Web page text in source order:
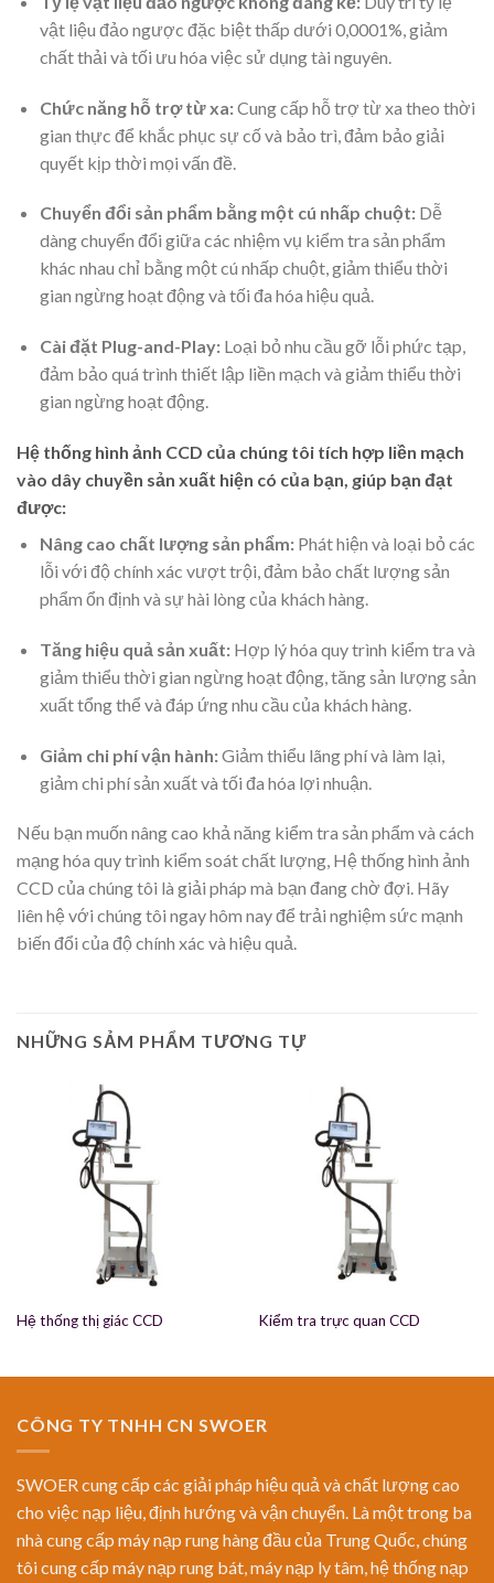
vật liệu đảo ngược đặc biệt thấp dưới 0,0001%, giảm
chất thải và tối ưu hóa việc sử dụng tài nguyên.
Chức năng hỗ trợ từ xa:Cung cấp hỗ trợ từ xa theo thời
gian thực để khắc phục sự cố và bảo trì, đảm bảo giải
quyết kịp thời mọi vấn đề.
Chuyển đổi sản phẩm bằng một cú nhấp chuột:Dễ
dàng chuyển đổi giữa các nhiệm vụ kiểm tra sản phẩm
khác nhau chỉ bằng một cú nhấp chuột, giảm thiểu thời
gian ngừng hoạt động và tối đa hóa hiệu quả.
Cài đặt Plug-and-Play:Loại bỏ nhu cầu gỡ lỗi phức tạp,
đảm bảo quá trình thiết lập liền mạch và giảm thiểu thời
gian ngừng hoạt động.
Hệ thống hình ảnh CCD của chúng tôi tích hợp liền mạch
vào dây chuyền sản xuất hiện có của bạn, giúp bạn đạt
được:
Nâng cao chất lượng sản phẩm:Phát hiện và loại bỏ các
lỗi với độ chính xác vượt trội, đảm bảo chất lượng sản
phẩm ổn định và sự hài lòng của khách hàng.
Tăng hiệu quả sản xuất:Hợp lý hóa quy trình kiểm tra và
giảm thiểu thời gian ngừng hoạt động, tăng sản lượng sản
xuất tổng thể và đáp ứng nhu cầu của khách hàng.
Giảm chi phí vận hành:Giảm thiểu lãng phí và làm lại,
giảm chi phí sản xuất và tối đa hóa lợi nhuận.
Nếu bạn muốn nâng cao khả năng kiểm tra sản phẩm và cách
mạng hóa quy trình kiểm soát chất lượng, Hệ thống hình ảnh
CCD của chúng tôi là giải pháp mà bạn đang chờ đợi. Hãy
liên hệ với chúng tôi ngay hôm nay để trải nghiệm sức mạnh
biến đổi của độ chính xác và hiệu quả.
NHỮNG SẢM PHẨM TƯƠNG TỰ
Hệ thống thị giác CCD Kiểm tra trực quan CCD
CÔNG TY TNHH CN SWOER
SWOER cung cấp các giải pháp hiệu quả và chất lượng cao
cho việc nạp liệu, định hướng và vận chuyển. Là một trong ba
nhà cung cấp máy nạp rung hàng đầu của Trung Quốc, chúng
tôi cung cấp máy nạp rung bát, máy nạp ly tâm, hệ thống nạp